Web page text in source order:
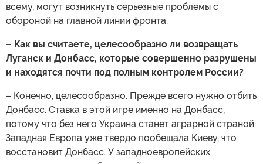
всему, могут возникнуть серьезные проблемы с
обороной на главной линии фронта.
– Как вы считаете, целесообразно ли возвращать
Луганск и Донбасс, которые совершенно разрушены
и находятся почти под полным контролем России?
– Конечно, целесообразно. Прежде всего нужно отбить
Донбасс. Ставка в этой игре именно на Донбасс,
потому что без него Украина станет аграрной страной.
Западная Европа уже твердо пообещала Киеву, что
восстановит Донбасс. У западноевропейских